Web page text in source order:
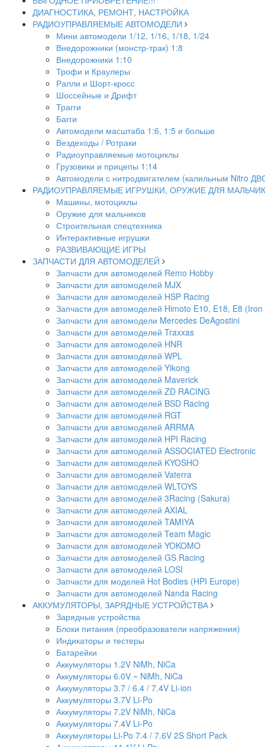
ДИАГНОСТИКА, РЕМОНТ, НАСТРОЙКА
РАДИОУПРАВЛЯЕМЫЕ АВТОМОДЕЛИ
Мини автомодели 1/12, 1/16, 1/18, 1/24
Внедорожники (монстр-трак) 1:8
Внедорожники 1:10
Трофи и Краулеры
Ралли и Шорт-кросс
Шоссейные и Дрифт
Трагги
Багги
Автомодели масштаба 1:6, 1:5 и больше
Вездеходы / Ротраки
Радиоуправляемые мотоциклы
Грузовики и прицепы 1:14
Автомодели с нитродвигателем (калильным Nitro
РАДИОУПРАВЛЯЕМЫЕ ИГРУШКИ, ОРУЖИЕ ДЛЯ
Машины, мотоциклы
Оружие для мальчиков
Строительная спецтехника
Интерактивные игрушки
РАЗВИВАЮЩИЕ ИГРЫ
ЗАПЧАСТИ ДЛЯ АВТОМОДЕЛЕЙ
Запчасти для автомоделей Remo Hobby
Запчасти для автомоделей MJX
Запчасти для автомоделей HSP Racing
Запчасти для автомоделей Himoto E10, E18, E8
Запчасти для автомодели Mercedes DeAgostini
Запчасти для автомоделей Traxxas
Запчасти для автомоделей HNR
Запчасти для автомоделей WPL
Запчасти для автомоделей Yikong
Запчасти для автомоделей Maverick
Запчасти для автомоделей ZD RACING
Запчасти для автомоделей BSD Racing
Запчасти для автомоделей RGT
Запчасти для автомоделей ARRMA
Запчасти для автомоделей HPI Racing
Запчасти для автомоделей ASSOCIATED Electronic
Запчасти для автомоделей KYOSHO
Запчасти для автомоделей Vaterra
Запчасти для автомоделей WLTOYS
Запчасти для автомоделей 3Racing (Sakura)
Запчасти для автомоделей AXIAL
Запчасти для автомоделей TAMIYA
Запчасти для автомоделей Team Magic
Запчасти для автомоделей YOKOMO
Запчасти для автомоделей GS Racing
Запчасти для автомоделей LOSI
Запчасти для моделей Hot Bodies (HPI Europe)
Запчасти для автомоделей Nanda Racing
АККУМУЛЯТОРЫ, ЗАРЯДНЫЕ УСТРОЙСТВА
Зарядные устройства
Блоки питания (преобразователи напряжения)
Индикаторы и тестеры
Батарейки
Аккумуляторы 1.2V NiMh, NiCa
Аккумуляторы 6.0V ~ NiMh, NiCa
Аккумуляторы 3.7 / 6.4 / 7.4V Li-ion
Аккумуляторы 3.7V Li-Po
Аккумуляторы 7.2V NiMh, NiCa
Аккумуляторы 7.4V Li-Po
Аккумуляторы Li-Po 7.4 / 7.6V 2S Short Pack